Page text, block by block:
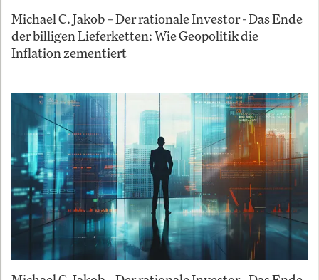
Michael C. Jakob – Der rationale Investor - Das Ende
der billigen Lieferketten: Wie Geopolitik die
Inflation zementiert